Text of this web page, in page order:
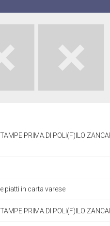
PRIMA.DI POLI(F)ILO
piatti in carta varese
PRIMA.DI POLI(F)ILO